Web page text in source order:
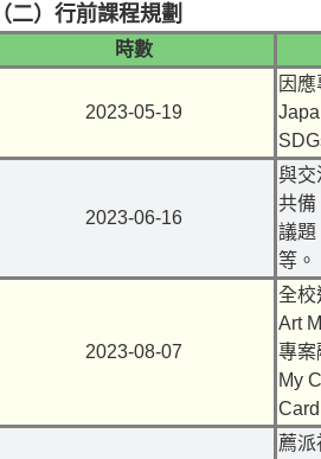
（二）行前課程規劃
時數
2023-05-19
因
2023-06-16
與交
共備
議題
等。
2023-08-07
全校
Art
專案
My
薦